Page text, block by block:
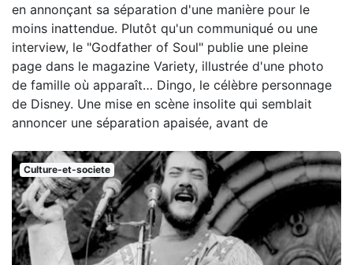
en annonçant sa séparation d'une manière pour le
moins inattendue. Plutôt qu'un communiqué ou une
interview, le "Godfather of Soul" publie une pleine
page dans le magazine Variety, illustrée d'une photo
de famille où apparaît… Dingo, le célèbre personnage
de Disney. Une mise en scène insolite qui semblait
annoncer une séparation apaisée, avant de
Culture-et-societe